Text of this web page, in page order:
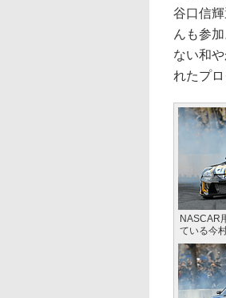
谷口信
んも参
ない和
れたプ
NASCAR
ている今